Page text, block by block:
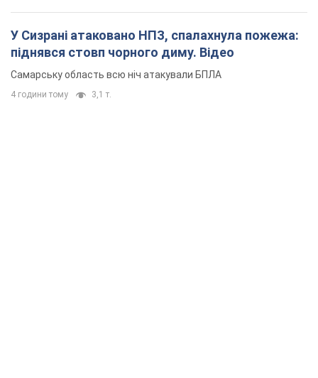
У Сизрані атаковано НПЗ, спалахнула пожежа:
піднявся стовп чорного диму. Відео
Самарську область всю ніч атакували БПЛА
4 години тому 3,1 т.